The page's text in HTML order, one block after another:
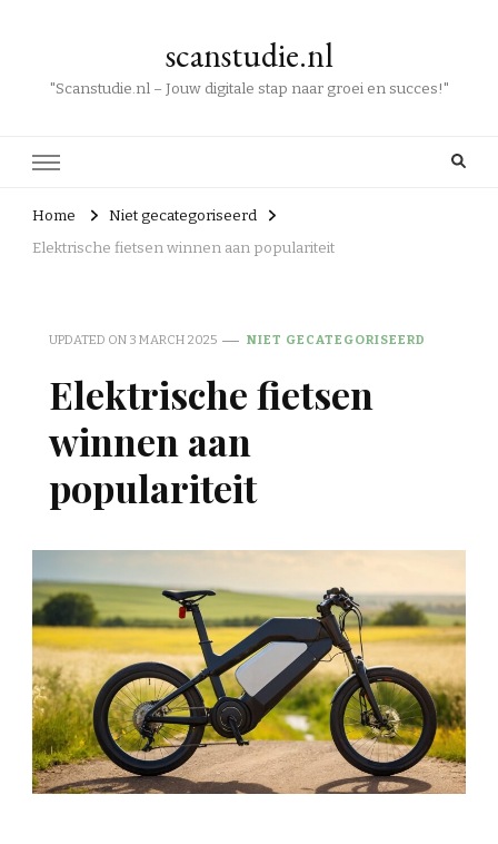
scanstudie.nl
"Scanstudie.nl – Jouw digitale stap naar groei en succes!"
Home
Niet gecategoriseerd
Elektrische fietsen winnen aan populariteit
UPDATED ON 3 MARCH 2025 NIET GECATEGORISEERD
Elektrische fietsen
winnen aan
populariteit